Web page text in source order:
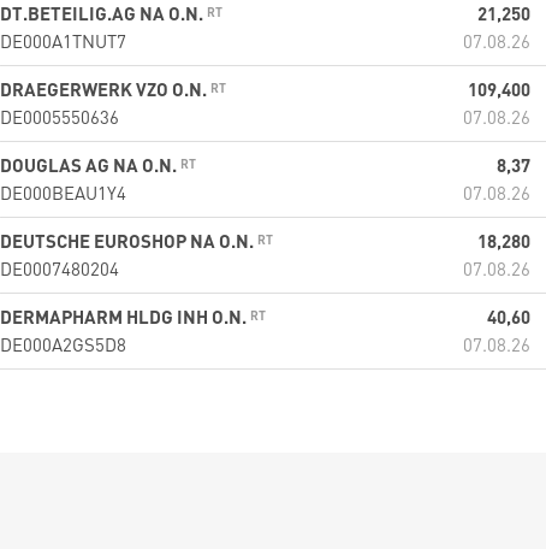
DT.BETEILIG.AG NA O.N.
DE000A1TNUT7
21,250
07.08.26
DRAEGERWERK VZO O.N.
DE0005550636
109,400
07.08.26
DOUGLAS AG NA O.N.
DE000BEAU1Y4
8,37
07.08.26
DEUTSCHE EUROSHOP NA O.N.
DE0007480204
18,280
07.08.26
DERMAPHARM HLDG INH O.N.
DE000A2GS5D8
40,60
07.08.26